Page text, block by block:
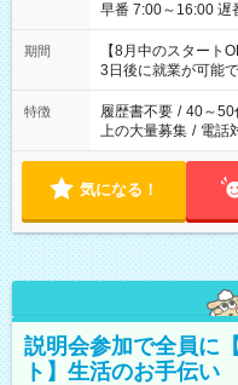
早番 7:00～16:00 遅番
と休みを合わせたい
「できれば残業は
ね。 ※Wワーク希望の方へ 今ご覧のお仕事で希望する勤務時間
と、もう1つのお仕
合は応募できません
期間
【8月中のスター
3日後に就業が可能で
特徴 履歴書不要 / 40～50
上の大量募集 / 電話
気になる！
説明会参加で全員に
ト】生活のお手伝い